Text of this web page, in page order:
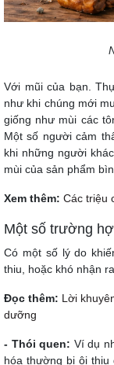
Với mũi của bạn.
như khi chúng mới
giống như mùi các
Một số người cảm
khi những người
mùi của sản phẩm
Xem thêm: Các triệu
Một số trường
Có một số lý do
thiu, hoặc khó nhận
Đọc thêm: Lời
dưỡng
- Thói quen: Ví dụ
hóa thường bị ôi thiu